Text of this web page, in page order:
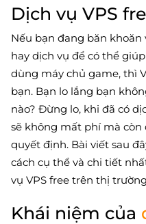
Dịch vụ VPS
Nếu bạn đang băn
hay dịch vụ để có thể
dùng máy chủ game, thì
bạn. Bạn lo lắng bạn
nào? Đừng lo, khi đã có
sẽ không mất phí mà
quyết định. Bài viết sau
cách cụ thể và chi tiết
vụ VPS free trên thị
Khái niệm của